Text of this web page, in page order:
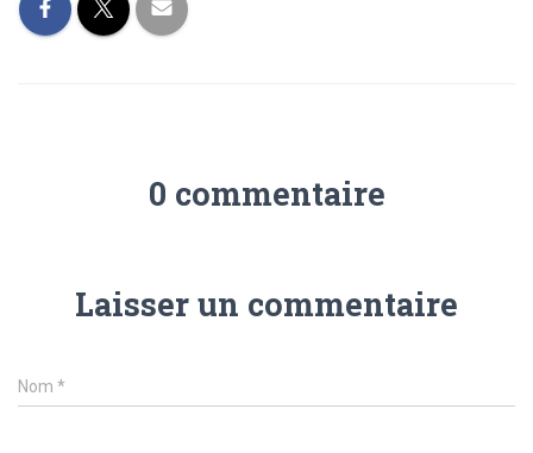
0 commentaire
Laisser un commentaire
Nom *